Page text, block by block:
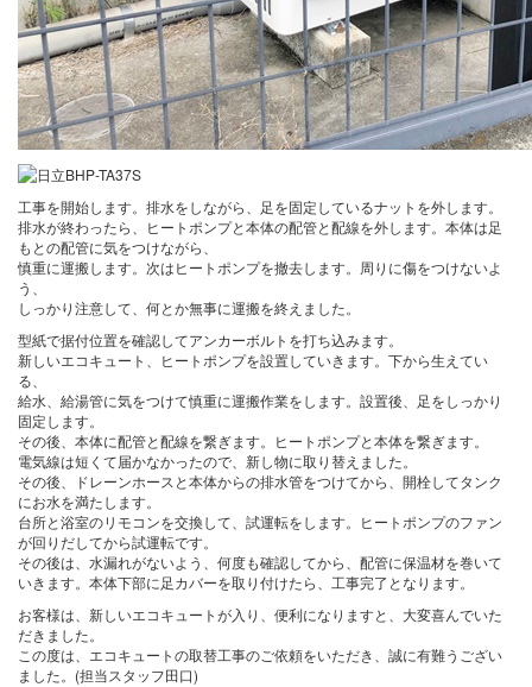
工事を開始します。排水をしながら、足を固定しているナットを外します。
排水が終わったら、ヒートポンプと本体の配管と配線を外します。本体は足
もとの配管に気をつけながら、
慎重に運搬します。次はヒートポンプを撤去します。周りに傷をつけないよ
う、
しっかり注意して、何とか無事に運搬を終えました。
型紙で据付位置を確認してアンカーボルトを打ち込みます。
新しいエコキュート、ヒートポンプを設置していきます。下から生えてい
る、
給水、給湯管に気をつけて慎重に運搬作業をします。設置後、足をしっかり
固定します。
その後、本体に配管と配線を繋ぎます。ヒートポンプと本体を繋ぎます。
電気線は短くて届かなかったので、新し物に取り替えました。
その後、ドレーンホースと本体からの排水管をつけてから、開栓してタンク
にお水を満たします。
台所と浴室のリモコンを交換して、試運転をします。ヒートポンプのファン
が回りだしてから試運転です。
その後は、水漏れがないよう、何度も確認してから、配管に保温材を巻いて
いきます。本体下部に足カバーを取り付けたら、工事完了となります。
お客様は、新しいエコキュートが入り、便利になりますと、大変喜んでいた
だきました。
この度は、エコキュートの取替工事のご依頼をいただき、誠に有難うござい
ました。(担当スタッフ田口)